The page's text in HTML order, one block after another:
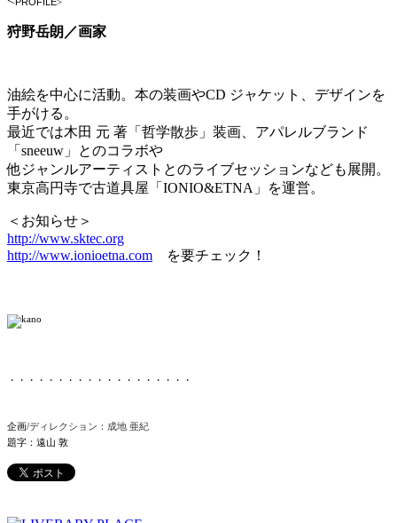
狩野岳朗／画家
油絵を中心に活動。本の装画やCD ジャケット、デザインを
手がける。
最近では木田 元 著「哲学散歩」装画、アパレルブランド
「sneeuw」とのコラボや
他ジャンルアーティストとのライブセッションなども展開。
東京高円寺で古道具屋「IONIO&ETNA」を運営。
＜お知らせ＞
http://www.sktec.org
http://www.ionioetna.com を要チェック！
企画/ディレクション：成地 亜紀
題字：遠山 敦